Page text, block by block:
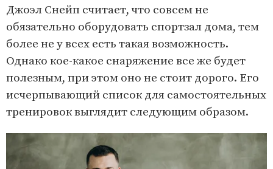
Джоэл Снейп считает, что совсем не
обязательно оборудовать спортзал дома, тем
более не у всех есть такая возможность.
Однако кое-какое снаряжение все же будет
полезным, при этом оно не стоит дорого. Его
исчерпывающий список для самостоятельных
тренировок выглядит следующим образом.